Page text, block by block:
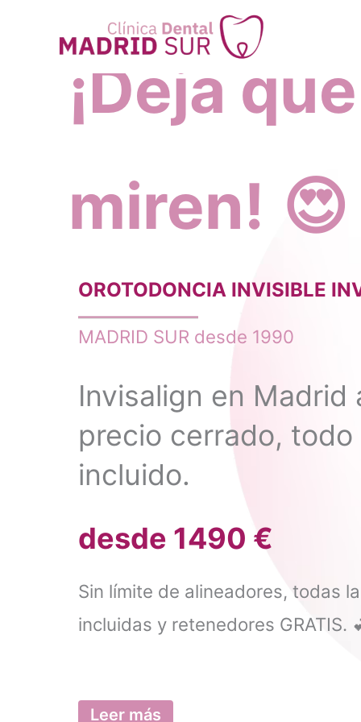
¡Deja
miren! 😍
OROTODONCIA INVISIBLE
MADRID SUR desde 1990
Invisalign en Madrid
precio cerrado, todo
incluido.
desde 1490 €
Sin límite de alineadores, todas
incluidas y retenedores GRATIS.
Leer más